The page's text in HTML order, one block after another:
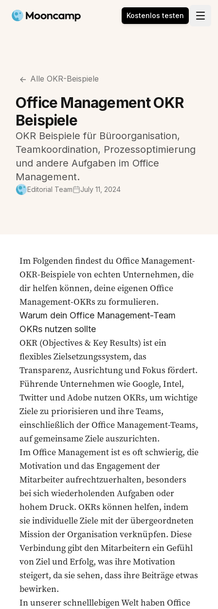
Mooncamp Kostenlos testen
Alle OKR-Beispiele
Office Management OKR
Beispiele
OKR Beispiele für Büroorganisation,
Teamkoordination, Prozessoptimierung
und andere Aufgaben im Office
Management.
Editorial Team July 11, 2024
Im Folgenden findest du Office Management-
OKR-Beispiele von echten Unternehmen, die
dir helfen können, deine eigenen Office
Management-OKRs zu formulieren.
Warum dein Office Management-Team
OKRs nutzen sollte
OKR (Objectives & Key Results) ist ein
flexibles Zielsetzungssystem, das
Transparenz, Ausrichtung und Fokus fördert.
Führende Unternehmen wie Google, Intel,
Twitter und Adobe nutzen OKRs, um wichtige
Ziele zu priorisieren und ihre Teams,
einschließlich der Office Management-Teams,
auf gemeinsame Ziele auszurichten.
Im Office Management ist es oft schwierig, die
Motivation und das Engagement der
Mitarbeiter aufrechtzuerhalten, besonders
bei sich wiederholenden Aufgaben oder
hohem Druck. OKRs können helfen, indem
sie individuelle Ziele mit der übergeordneten
Mission der Organisation verknüpfen. Diese
Verbindung gibt den Mitarbeitern ein Gefühl
von Ziel und Erfolg, was ihre Motivation
steigert, da sie sehen, dass ihre Beiträge etwas
bewirken.
In unserer schnelllebigen Welt haben Office